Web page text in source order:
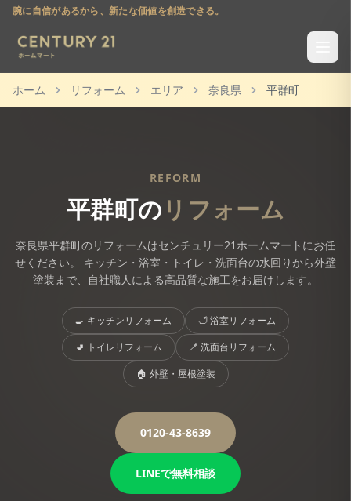
腕に自信があるから、新たな価値を創造できる。
ホーム リフォーム エリア 奈良県 平群町
REFORM
平群町の リフォーム
奈良県平群町のリフォームはセンチュリー21ホームマートにお任
せください。 キッチン・浴室・トイレ・洗面台の水回りから外壁
塗装まで、自社職人による高品質な施工をお届けします。
🍳 キッチンリフォーム 🛁浴室リフォーム
🚽 トイレリフォーム 🪥 洗面台リフォーム
🏠 外壁・屋根塗装
0120-43-8639
LINEで無料相談